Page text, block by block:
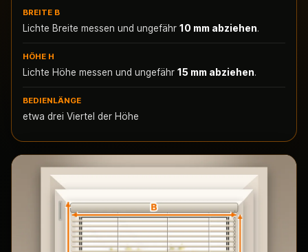
BREITE B
Lichte Breite messen und ungefähr 10 mm abziehen.
HÖHE H
Lichte Höhe messen und ungefähr 15 mm abziehen.
BEDIENLÄNGE
etwa drei Viertel der Höhe